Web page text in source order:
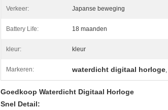
Verkeer: Japanse beweging
Battery Life: 18 maanden
kleur: kleur
Markeren: waterdicht digitaal horloge,
Goedkoop Waterdicht Digitaal Horloge
Snel Detail: